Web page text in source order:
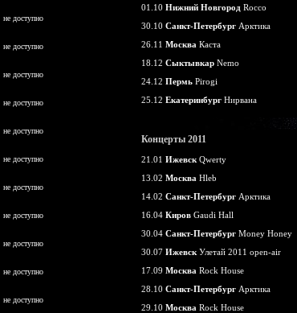
не доступно
не доступно
не доступно
не доступно
не доступно
не доступно
не доступно
не доступно
не доступно
не доступно
не доступно
01.10 Нижний Новгород Rocco
30.10 Санкт-Петербург Арктика
26.11 Москва Каста
18.12 Сыктывкар Nemo
24.12 Пермь Pirogi
25.12 Екатеринбург Нирвана
Концерты 2011
21.01 Ижевск Qwerty
13.02 Москва Hleb
14.02 Санкт-Петербург Арктика
16.04 Киров Gaudi Hall
30.04 Санкт-Петербург Money Honey
30.07 Ижевск Улетай 2011 open-air
17.09 Москва Rock House
28.10 Санкт-Петербург Арктика
29.10 Москва Rock House